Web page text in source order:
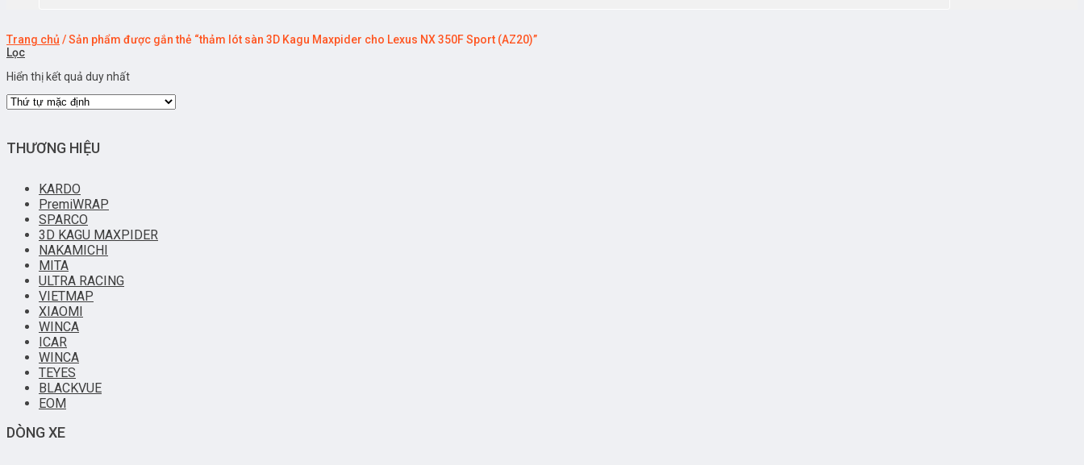
Trang chủ /Sản phẩm được gắn thẻ “thảm lót sàn 3D Kagu Maxpider cho Lexus NX 350F Sport (AZ20)”
Lọc
Hiển thị kết quả duy nhất
THƯƠNG HIỆU
KARDO
PremiWRAP
SPARCO
3D KAGU MAXPIDER
NAKAMICHI
MITA
ULTRA RACING
VIETMAP
XIAOMI
WINCA
ICAR
WINCA
TEYES
BLACKVUE
EOM
DÒNG XE